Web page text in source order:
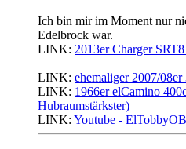
Ich bin mir im Moment nur
Edelbrock war.
LINK: 2013er Charger
LINK: ehemaliger 2007/
LINK: 1966er elCamino
Hubraumstärkster)
LINK: Youtube - ElTobbyOB